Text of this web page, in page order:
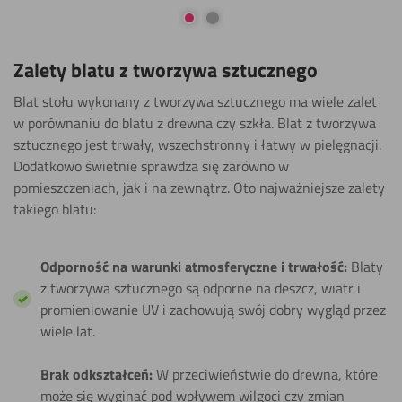
Przejdź do slajdu 1
Przejdź do slajdu 2
Zalety blatu z tworzywa sztucznego
Blat stołu wykonany z tworzywa sztucznego ma wiele zalet
w porównaniu do blatu z drewna czy szkła. Blat z tworzywa
sztucznego jest trwały, wszechstronny i łatwy w pielęgnacji.
Dodatkowo świetnie sprawdza się zarówno w
pomieszczeniach, jak i na zewnątrz. Oto najważniejsze zalety
takiego blatu:
Odporność na warunki atmosferyczne i trwałość: Blaty
z tworzywa sztucznego są odporne na deszcz, wiatr i
promieniowanie UV i zachowują swój dobry wygląd przez
wiele lat.
Brak odkształceń: W przeciwieństwie do drewna, które
może się wyginać pod wpływem wilgoci czy zmian